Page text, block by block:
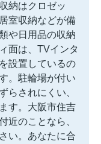
納はクロゼッ
室収納などが備
や日用品の収納
面は、TVインタ
設置しているの
。駐輪場が付い
らされにくい、
す。大阪市住吉
近のことなら、
い。あなたに合